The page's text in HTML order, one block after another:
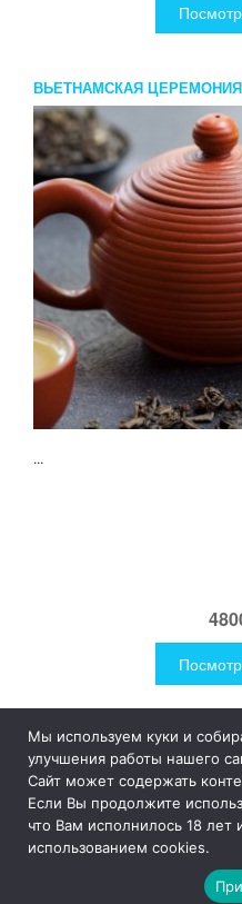
ВЬЕТНАМСКАЯ
...
1Like
© 20191Like– это
дома и улицы, интересная
гаджеты, причудливые
просто оригинальные
Мы используем куки и
улучшения работы нашего
Сайт может содержать
Если Вы продолжите
что Вам исполнилось 18 лет
использованием cookies.